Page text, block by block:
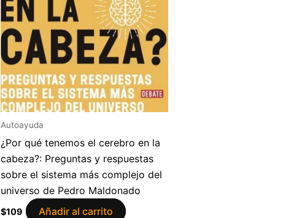
Autoayuda
¿Por qué tenemos el cerebro en la
cabeza?: Preguntas y respuestas
sobre el sistema más complejo del
universo de Pedro Maldonado
$109
Añadir al carrito